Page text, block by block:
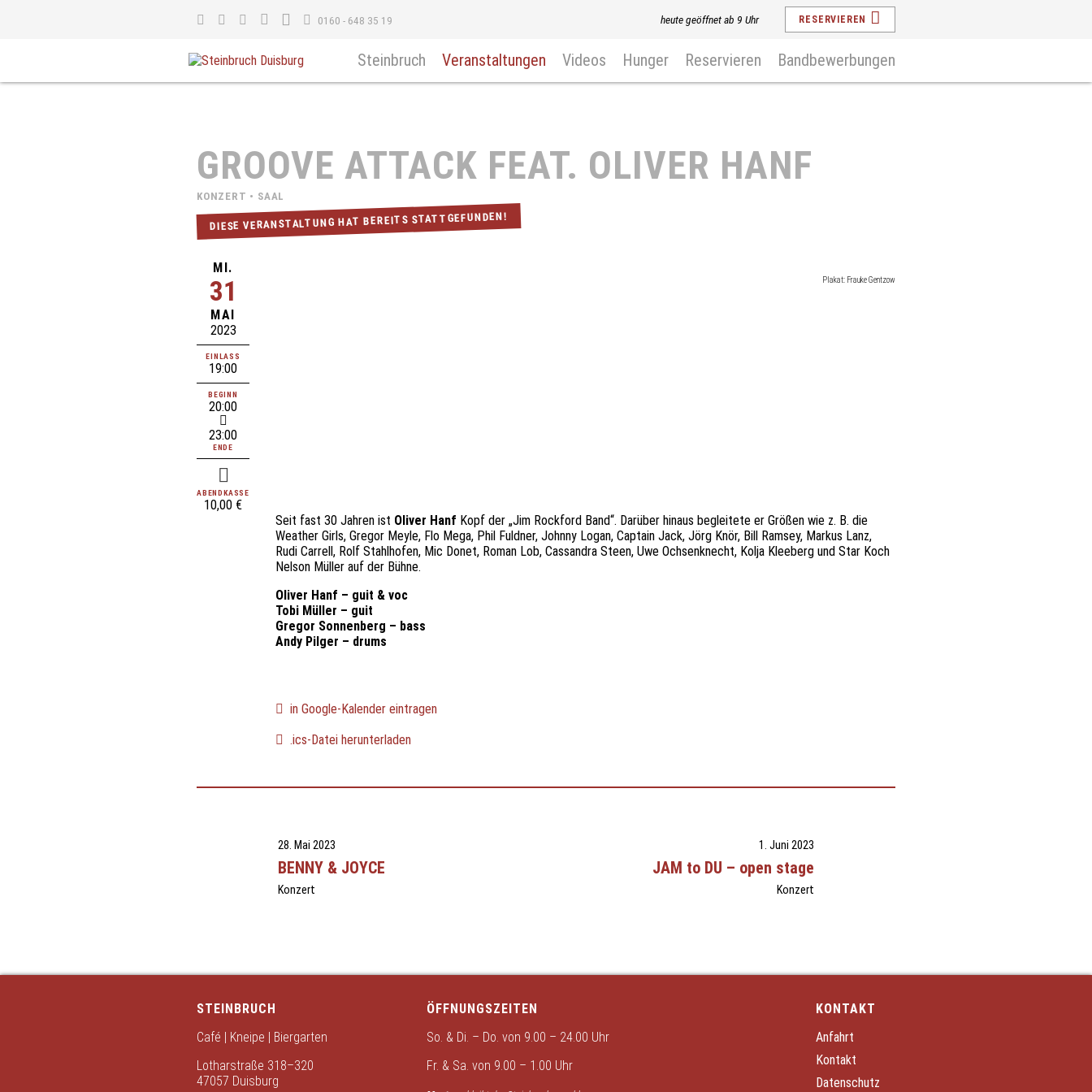
Steinbruch Veranstaltungen Videos Hunger Reservieren Bandbewerbungen
0160 - 648 35 19 heute geöffnet ab 9 Uhr RESERVIEREN
GROOVE ATTACK FEAT. OLIVER HANF
KONZERT • SAAL
DIESE VERANSTALTUNG HAT BEREITS STATTGEFUNDEN!
MI.
31
MAI
2023
EINLASS
19:00
BEGINN
20:00
23:00
ENDE
ABENDKASSE
10,00 €
Seit fast 30 Jahren ist Oliver Hanf Kopf der „Jim Rockford Band“. Darüber hinaus begleitete er Größen wie z. B. die
Weather Girls, Gregor Meyle, Flo Mega, Phil Fuldner, Johnny Logan, Captain Jack, Jörg Knör, Bill Ramsey, Markus Lanz,
Rudi Carrell, Rolf Stahlhofen, Mic Donet, Roman Lob, Cassandra Steen, Uwe Ochsenknecht, Kolja Kleeberg und Star Koch
Nelson Müller auf der Bühne.
Oliver Hanf – guit & voc
Tobi Müller – guit
Gregor Sonnenberg – bass
Andy Pilger – drums
in Google-Kalender eintragen
.ics-Datei herunterladen
Plakat: Frauke Gentzow
28. Mai 2023
BENNY & JOYCE
Konzert
1. Juni 2023
JAM to DU – open stage
Konzert
STEINBRUCH
Café | Kneipe | Biergarten
Lotharstraße 318–320
47057 Duisburg
ÖFFNUNGSZEITEN
So. & Di. – Do. von 9.00 – 24.00 Uhr
Fr. & Sa. von 9.00 – 1.00 Uhr
KONTAKT
Anfahrt
Kontakt
Datenschutz